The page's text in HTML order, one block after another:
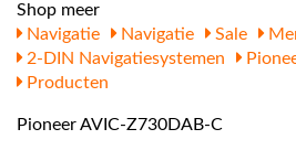
Shop meer
Navigatie
Navigatie Sale
2-DIN Navigatiesystemen
Producten
Pioneer AVIC-Z730DAB-C